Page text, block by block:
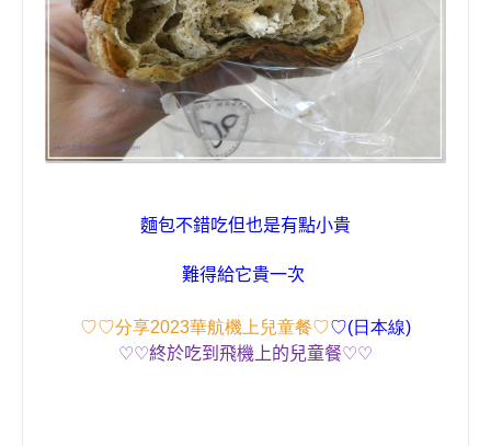
麵包不錯吃但也是有點小貴
難得給它貴一次
♡♡分享2023華航機上兒童餐♡♡(日本線)
♡♡終於吃到飛機上的兒童餐♡♡